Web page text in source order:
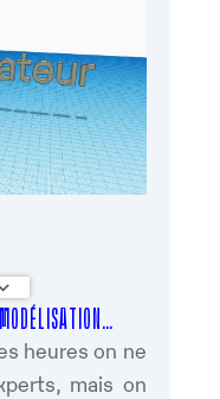
Calendrier Google
heures on ne
mais on